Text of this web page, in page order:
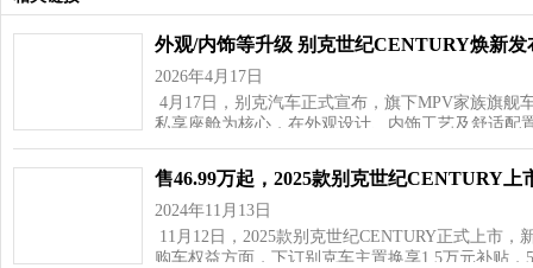
外观/内饰等升级 别克世纪CENTURY焕新发
2026年4月17日
4月17日，别克汽车正式宣布，旗下MPV家族旗舰
私享座舱为核心，在外观设计、内饰工艺及舒适配
售46.99万起，2025款别克世纪CENTURY上
2024年11月13日
11月12日，2025款别克世纪CENTURY正式上市，
购车权益方面，下订别克车主置换享1.5万元补贴